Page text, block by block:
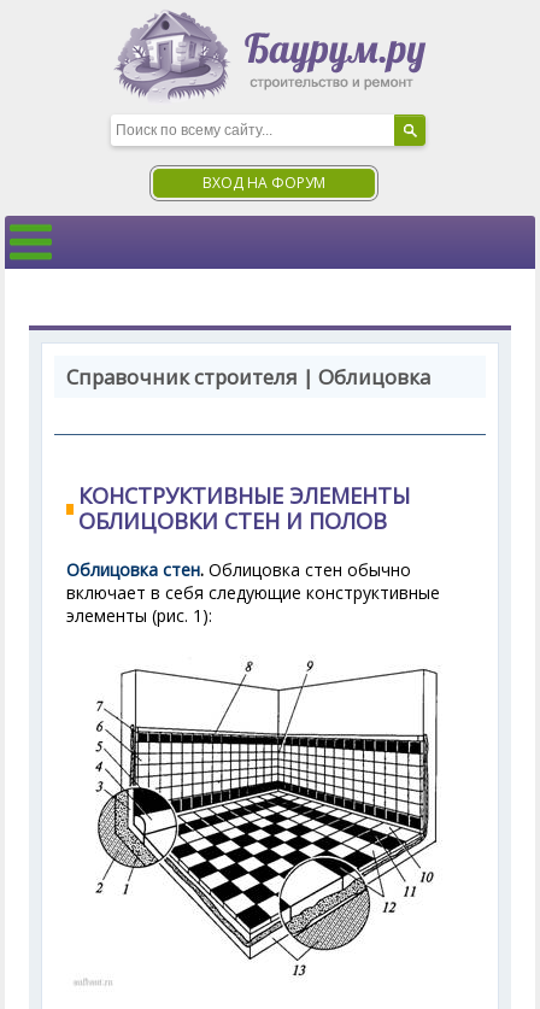
ВХОД НА ФОРУМ
Справочник строителя | Облицовка
КОНСТРУКТИВНЫЕ ЭЛЕМЕНТЫ
ОБЛИЦОВКИ СТЕН И ПОЛОВ
Облицовка стен. Облицовка стен обычно
включает в себя следующие конструктивные
элементы (рис. 1):